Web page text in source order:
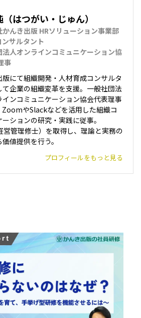
はつがい・じゅん）
かんき出版 HRソリューション事業部
ンサルタント
法人オンラインコミュニケーション協
事
版にて組織開発・人材育成コンサルタ
て企業の組織変革を支援。一般社団法
インコミュニケーション協会代表理事
ZoomやSlackなどを活用した組織コ
ーションの研究・実践に従事。
営管理修士）を取得し、理論と実務の
値提供を行う。
プロフィールをもっと見る